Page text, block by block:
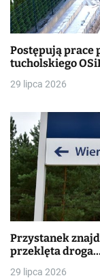
Postępują prace
tucholskiego
29 lipca 2026
Przystanek
przeklęta
29 lipca 2026